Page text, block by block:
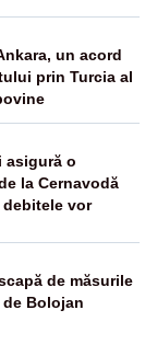
un acord
prin Turcia al
asigură o
la Cernavodă
vor
de măsurile
Bolojan